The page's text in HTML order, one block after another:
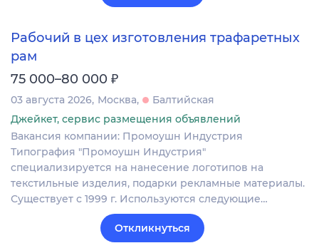
Рабочий в цех изготовления трафаретных
рам
75 000–80 000 ₽
03 августа 2026 Москва
Балтийская
Джейкет, сервис размещения объявлений
Вакансия компании: Промоушн Индустрия
Типография "Промоушн Индустрия"
специализируется на нанесение логотипов на
текстильные изделия, подарки рекламные материалы.
Существует с 1999 г. Используются следующие…
Откликнуться